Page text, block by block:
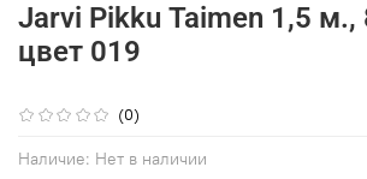
(0)
Наличие: Нет в наличии
Jarvi Pikku Taimen 1,5 м.,
цвет 019